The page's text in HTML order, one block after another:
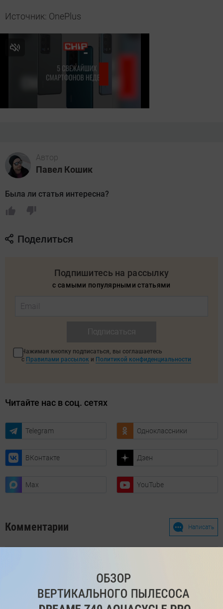
Источник: OnePlus
Автор
Павел Кошик
Была ли статья интересна?
Поделиться
Подпишитесь на рассылку
с самыми популярными статьями
Нажимая кнопку подписаться, вы соглашаетесь
с Правилами рассылок и Политикой конфиденциальности
Читайте нас в соц. сетях
Telegram Одноклассники
ВКонтакте Дзен
Max YouTube
Комментарии Написать
Мы знаем, вам есть что сказать!
ВойдитеилиЗарегистрируйтесь, чтобы
оставить комментарий